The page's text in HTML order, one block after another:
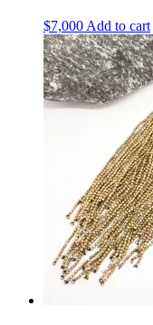
$7,000 Add to cart